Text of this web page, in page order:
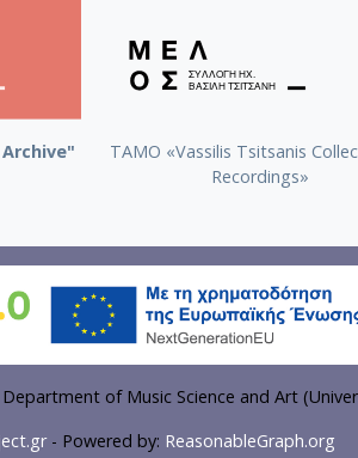
TAMO «Vassilis Tsitsanis
Recordings»
of Music Science and Art
- Powered by: ReasonableGraph.org